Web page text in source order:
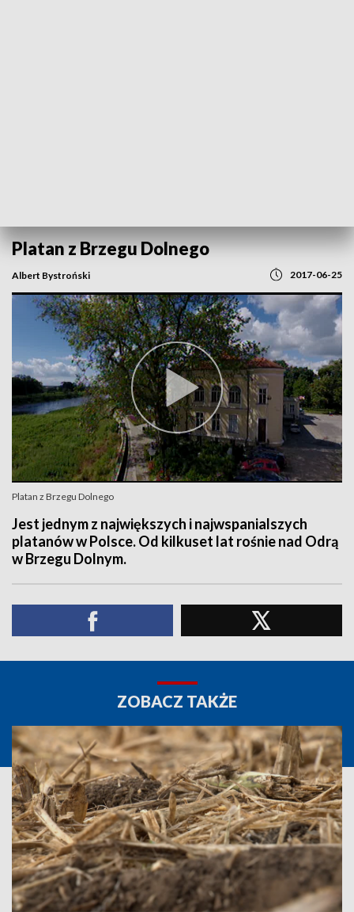
Platan z Brzegu Dolnego
Albert Bystroński 2017-06-25
Platan z Brzegu Dolnego
Jest jednym z największych i najwspanialszych
platanów w Polsce. Od kilkuset lat rośnie nad Odrą
w Brzegu Dolnym.
ZOBACZ TAKŻE